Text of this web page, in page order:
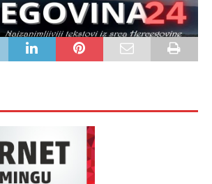
koalicijskog dogovora.